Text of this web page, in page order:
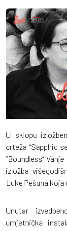
U sklopu
crteža “Sapphic
“Boundless”
izložba
Luke Pešuna koja
Unutar
umjetnička